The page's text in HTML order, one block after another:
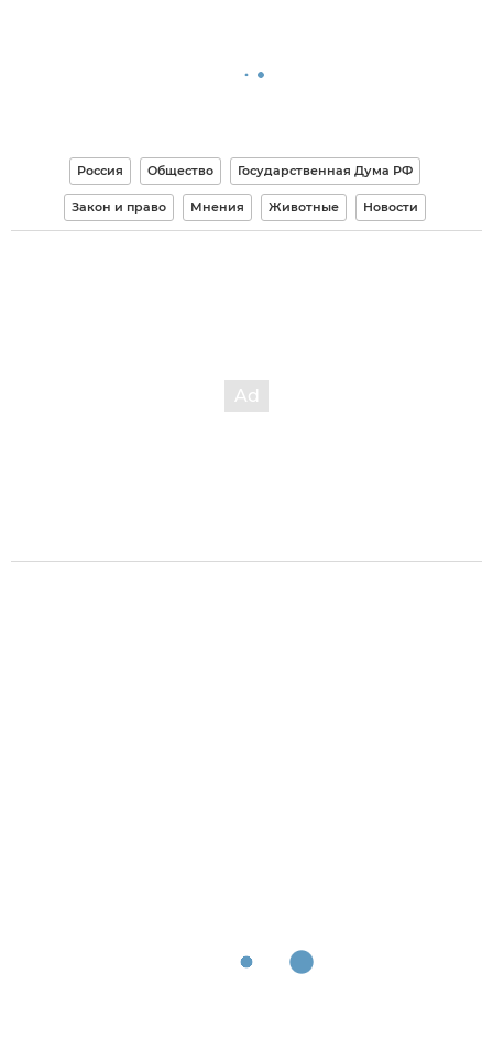
Россия Общество Государственная Дума РФ
Закон и право Мнения Животные Новости